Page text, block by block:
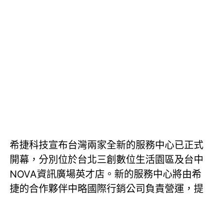
希捷科技宣布台灣兩家全新的服務中心已正式
開幕，分別位於台北三創數位生活園區及台中
NOVA資訊廣場英才店。新的服務中心將由希
捷的合作夥伴中略國際行銷公司負責營運，提